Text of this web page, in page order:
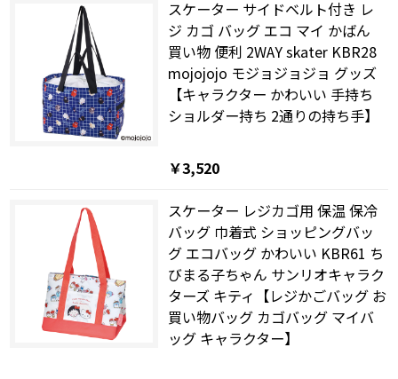
スケーター サイドベルト付き レ
ジ カゴ バッグ エコ マイ かばん
買い物 便利 2WAY skater KBR28
mojojojo モジョジョジョ グッズ
【キャラクター かわいい 手持ち
ショルダー持ち 2通りの持ち手】
￥3,520
スケーター レジカゴ用 保温 保冷
バッグ 巾着式 ショッピングバッ
グ エコバッグ かわいい KBR61 ち
びまる子ちゃん サンリオキャラク
ターズ キティ【レジかごバッグ お
買い物バッグ カゴバッグ マイバ
ッグ キャラクター】